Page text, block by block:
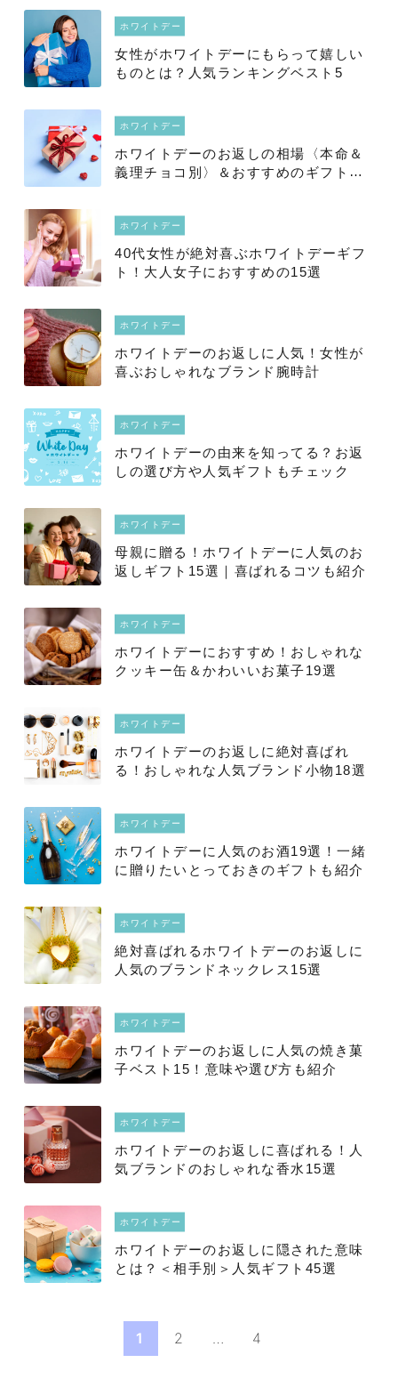
ホワイトデー
女性がホワイトデーにもらって嬉しい
ものとは？人気ランキングベスト5
ホワイトデー
ホワイトデーのお返しの相場〈本命＆
義理チョコ別〉＆おすすめのギフトを
ホワイトデー
40代女性が絶対喜ぶホワイトデーギフ
ト！大人女子におすすめの15選
ホワイトデー
ホワイトデーのお返しに人気！女性が
喜ぶおしゃれなブランド腕時計
ホワイトデー
ホワイトデーの由来を知ってる？お返
しの選び方や人気ギフトもチェック
ホワイトデー
母親に贈る！ホワイトデーに人気のお
返しギフト15選｜喜ばれるコツも紹介
ホワイトデー
ホワイトデーにおすすめ！おしゃれな
クッキー缶＆かわいいお菓子19選
ホワイトデー
ホワイトデーのお返しに絶対喜ばれ
る！おしゃれな人気ブランド小物18選
ホワイトデー
ホワイトデーに人気のお酒19選！一緒
に贈りたいとっておきのギフトも紹介
ホワイトデー
絶対喜ばれるホワイトデーのお返しに
人気のブランドネックレス15選
ホワイトデー
ホワイトデーのお返しに人気の焼き菓
子ベスト15！意味や選び方も紹介
ホワイトデー
ホワイトデーのお返しに喜ばれる！人
気ブランドのおしゃれな香水15選
ホワイトデー
ホワイトデーのお返しに隠された意味
とは？＜相手別＞人気ギフト45選
1 2 … 4